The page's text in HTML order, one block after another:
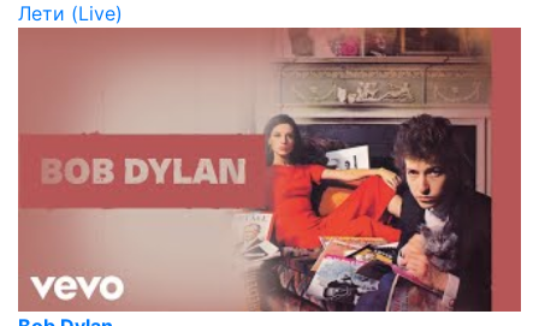
Лети (Live)